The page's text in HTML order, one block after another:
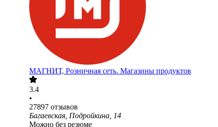
МАГНИТ, Розничная сеть. Магазины продуктов
3.4
•
27897 отзывов
Багаевская, Подройкина, 14
Можно без резюме